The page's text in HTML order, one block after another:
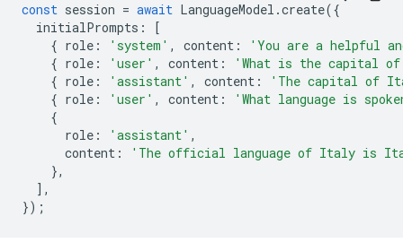
const session = await LanguageModel .create({
initialPrompts :
[
{ role : 'system' , content :
'You are a helpful
{ role : 'user' , content :
'What is the capital
{ role : 'assistant' , content :
'The capital of
{ role : 'user' , content :
'What language is
{
role : 'assistant' ,
content :
'The official language of Italy is
},
],
});